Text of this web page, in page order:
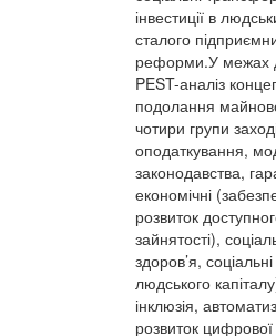
інвестиції в
сталого
реформи.У межах
PEST-аналіз
подолання
чотири групи
оподаткування,
законодавства,
економічні
розвиток
зайнятості),
здоров’я,
людського
інклюзія,
розвиток